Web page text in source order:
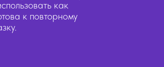
как
к повторному